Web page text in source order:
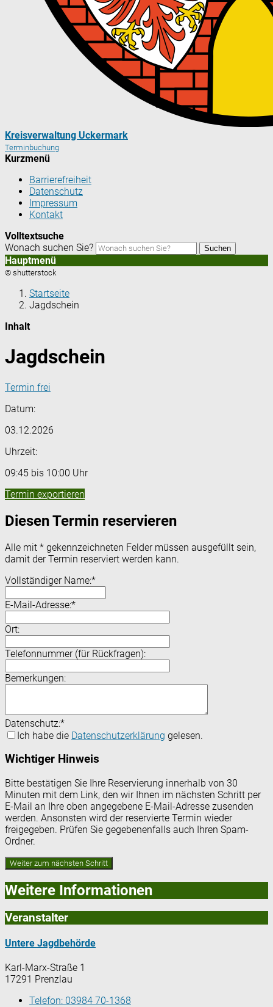
Kreisverwaltung Uckermark
Terminbuchung
Kurzmenü
Barrierefreiheit
Datenschutz
Impressum
Kontakt
Volltextsuche
Wonach suchen Sie?
Suchen
Hauptmenü
© shutterstock
Startseite
Jagdschein
Inhalt
Jagdschein
Termin frei
Datum:
03.12.2026
Uhrzeit:
09:45 bis 10:00 Uhr
Termin exportieren
Diesen Termin reservieren
Alle mit * gekennzeichneten Felder müssen ausgefüllt sein,
damit der Termin reserviert werden kann.
Vollständiger Name:*
E-Mail-Adresse:*
Ort:
Telefonnummer (für Rückfragen):
Bemerkungen:
Datenschutz:*
Ich habe die Datenschutzerklärung gelesen.
Wichtiger Hinweis
Bitte bestätigen Sie Ihre Reservierung innerhalb von 30
Minuten mit dem Link, den wir Ihnen im nächsten Schritt per
E-Mail an Ihre oben angegebene E-Mail-Adresse zusenden
werden. Ansonsten wird der reservierte Termin wieder
freigegeben. Prüfen Sie gegebenenfalls auch Ihren Spam-
Ordner.
Weitere Informationen
Veranstalter
Untere Jagdbehörde
Karl-Marx-Straße 1
17291 Prenzlau
Telefon: 03984 70-1368